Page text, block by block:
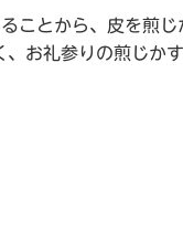
ことから、皮を煎
お礼参りの煎じか